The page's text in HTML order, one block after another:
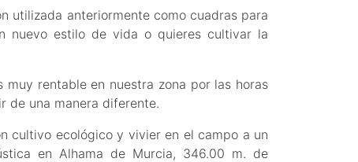
utilizada anteriormente como cuadras para
nuevo estilo de vida o quieres cultivar la
rentable en nuestra zona por las horas
de una manera diferente.
cultivo ecológico y vivier en el campo a un
en Alhama de Murcia, 346.00 m. de